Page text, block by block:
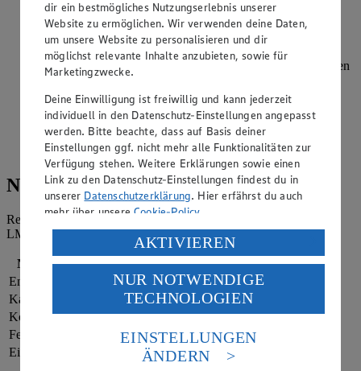
lassen. Die weiche Brombeermasse anschließend mit dem
Pürierstab pürieren und durch ein Sieb streichen.
Eine Zitrone halbieren, den Saft auspressen und mit dem
Brombeerpüree vermischen. Mit dem Schwarztee vermengen
und für mindestens 30 Minuten im Kühlschrank kaltstellen.
Gläser mit je 3 Eiswürfeln und frischen Brombeeren füllen.
Die übrige Zitrone heiß abspülen, in Scheiben oder dünne
Spalten schneiden und auf die Gläser verteilen. Mit Eistee
aufgießen.
Nährwerte
Referenzmenge für einen durchschnittlichen Erwachsenen laut
LMIV (8.400 kJ/2.000 kcal).
Nährwerte
pro Portion
Energie
469 kj (6 %)
Kalorien
112 kcal (6 %)
Kohlenhydrate 28 g
Fett
Eiweiß
dir ein bestmögliches Nutzungserlebnis unserer
Website zu ermöglichen. Wir verwenden deine Daten,
um unsere Website zu personalisieren und dir
möglichst relevante Inhalte anzubieten, sowie für
Marketingzwecke.
Deine Einwilligung ist freiwillig und kann jederzeit
individuell in den Datenschutz-Einstellungen angepasst
werden. Bitte beachte, dass auf Basis deiner
Einstellungen ggf. nicht mehr alle Funktionalitäten zur
Verfügung stehen. Weitere Erklärungen sowie einen
Link zu den Datenschutz-Einstellungen findest du in
unserer Datenschutzerklärung. Hier erfährst du auch
mehr über unsereCookie-Policy.
Verarbeitung deiner personenbezogenen Daten in den
USA durch Facebook und YouTube:
Wenn du auf „Aktivieren“ klickst, willigst du im Sinne
des Art. 49 Abs. 1 Satz 1 lit. a) DSGVO ein, dass deine
Daten in den USA verarbeitet werden. Der EuGH sieht
die USA als Land mit einem nach europäischen
Standards nicht angemessenen Datenschutzniveau an.
Es besteht das Risiko eines Zugriffs durch US-
AKTIVIEREN
NUR NOTWENDIGE
TECHNOLOGIEN
EINSTELLUNGEN
ÄNDERN